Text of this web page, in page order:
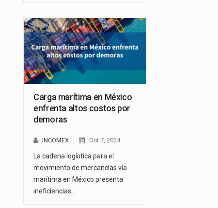
Carga marítima en México
enfrenta altos costos por
demoras
INCOMEX Oct 7, 2024
La cadena logística para el
movimiento de mercancías vía
marítima en México presenta
ineficiencias…